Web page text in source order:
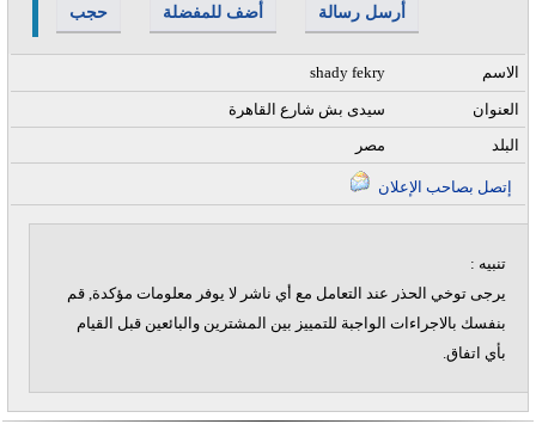
حجب أضف للمفضلة أرسل رسالة
shady fekry الاسم
سيدى بش شارع القاهرة
العنوان
مصر
البلد
تنبيه :
يرجى توخي الحذر عند التعامل مع أي ناشر لا يوفر معلومات مؤكدة, قم
بنفسك بالاجراءات الواجبة للتمييز بين المشترين والبائعين قبل القيام
بأي اتفاق.